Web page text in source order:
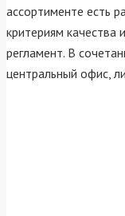
ассортименте есть
критериям качества
регламент. В
центральный офис,